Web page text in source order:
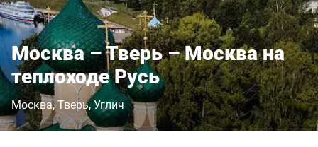
Москва – Тверь – Москва на
теплоходе Русь
Москва Тверь Углич